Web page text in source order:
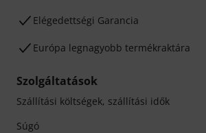
Elégedettségi Garancia
Európa legnagyobb termékraktára
Szolgáltatások
Szállítási költségek, szállítási idők
Súgó